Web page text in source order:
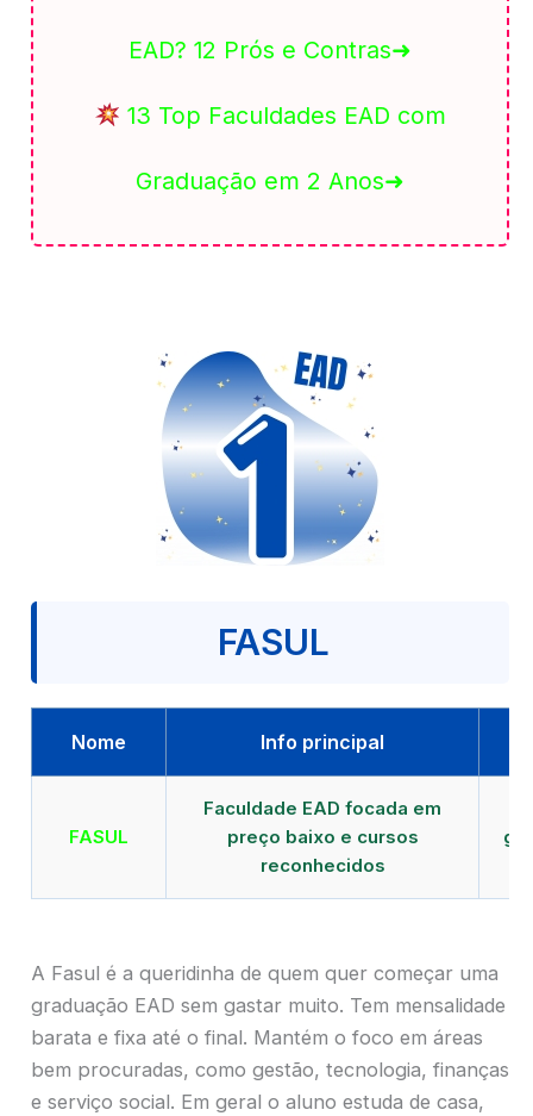
EAD? 12 Prós e Contras➜
13 Top Faculdades EAD com
Graduação em 2 Anos➜
FASUL
Nome Info principal
FASUL
Faculdade EAD focada em
preço baixo e cursos
reconhecidos
A Fasul é a queridinha de quem quer começar uma
graduação EAD sem gastar muito. Tem mensalidade
barata e fixa até o final. Mantém o foco em áreas
bem procuradas, como gestão, tecnologia, finanças
e serviço social. Em geral o aluno estuda de casa,